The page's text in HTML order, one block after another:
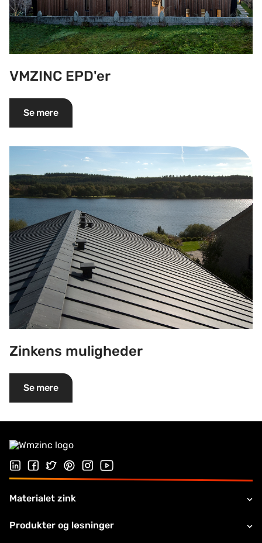
VMZINC EPD'er
Se mere
Zinkens muligheder
Zinkens muligheder
Se mere
Følg os på Linkedin
Følg os på Facebook
Follow us on Twitter
Follow us on Pinterest
Følg os på Instragram
Visit our Youtube channel
Materialet zink
Produkter og løsninger